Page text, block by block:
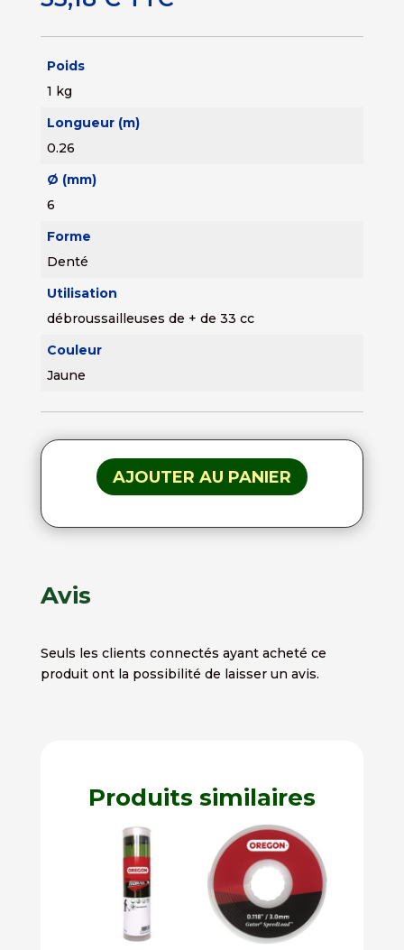
Poids
1 kg
Longueur (m)
0.26
Ø (mm)
6
Forme
Denté
Utilisation
débroussailleuses de + de 33 cc
Couleur
Jaune
AJOUTER AU PANIER
Avis
Seuls les clients connectés ayant acheté ce
produit ont la possibilité de laisser un avis.
Produits similaires